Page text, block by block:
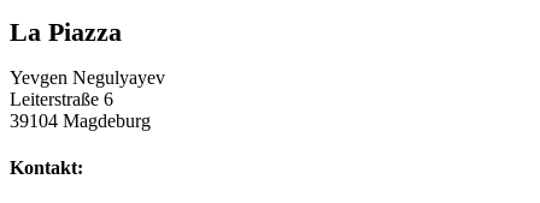
La Piazza
Yevgen Negulyayev
Leiterstraße 6
39104 Magdeburg
Kontakt: